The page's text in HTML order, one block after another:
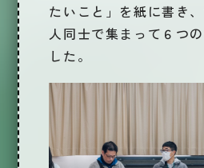
たいこと 」を紙に書き
人同士で集まって６つ
した。